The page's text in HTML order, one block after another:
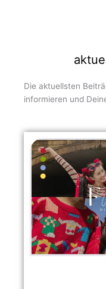
Die aktuellsten
informieren und